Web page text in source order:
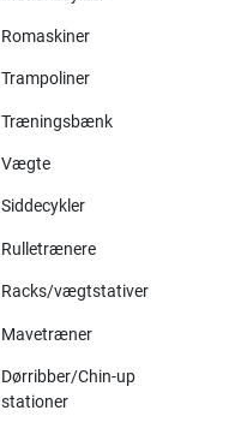
Romaskiner
Trampoliner
Træningsbænk
Vægte
Siddecykler
Rulletrænere
Racks/vægtstativer
Mavetræner
Dørribber/Chin-up
stationer